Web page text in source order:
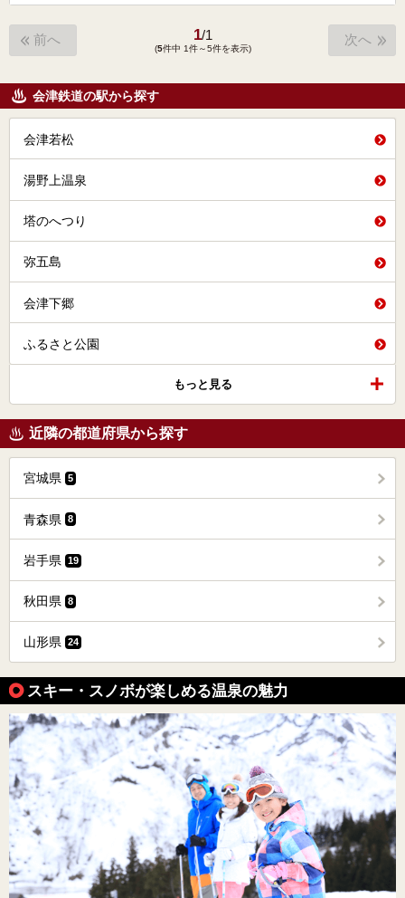
前へ 1/1
(5件中 1件～5件を表示)
次へ
会津鉄道の駅から探す
会津若松
湯野上温泉
塔のへつり
弥五島
会津下郷
ふるさと公園
もっと見る
近隣の都道府県から探す
宮城県 5
青森県 8
岩手県 19
秋田県 8
山形県 24
スキー・スノボが楽しめる温泉の魅力